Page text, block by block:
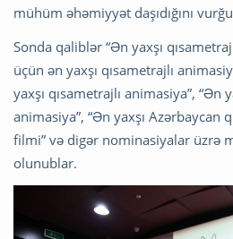
mühüm əhəmiyyət daşıdığını
Sonda qaliblər “Ən yaxşı
üçün ən yaxşı qısametrajlı
yaxşı qısametrajlı animasiya”, “Ən
animasiya”, “Ən yaxşı Azərbaycan
filmi” və digər nominasiyalar üzrə
olunublar.